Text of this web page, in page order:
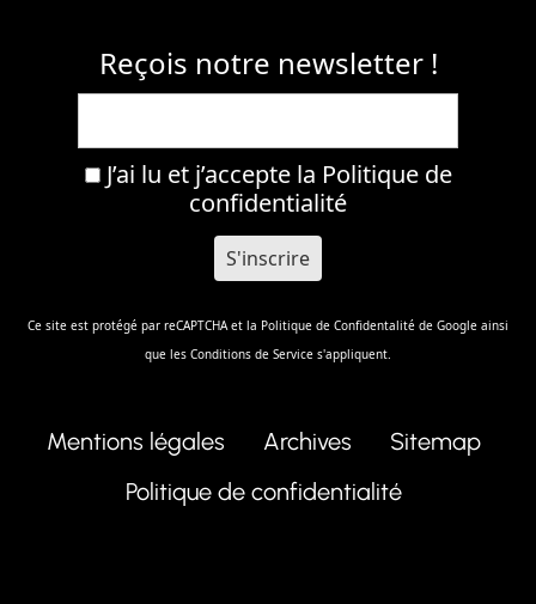
Reçois notre newsletter !
J’ai lu et j’accepte la Politique de
confidentialité
Ce site est protégé par reCAPTCHA et la Politique de Confidentalité de Google ainsi
que les Conditions de Service s'appliquent.
Mentions légales Archives
Sitemap
Politique de confidentialité